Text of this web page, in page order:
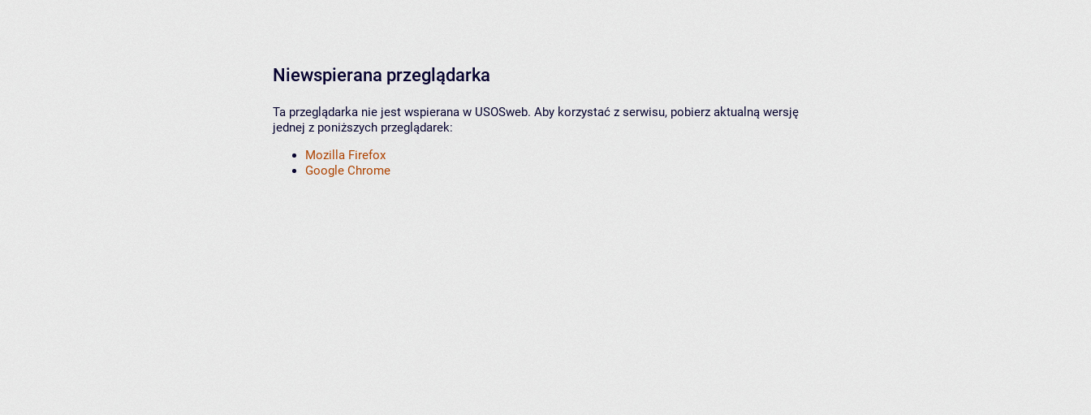
Niewspierana przeglądarka
Ta przeglądarka nie jest wspierana w USOSweb. Aby korzystać z serwisu, pobierz aktualną wersję
jednej z poniższych przeglądarek:
Mozilla Firefox
Google Chrome